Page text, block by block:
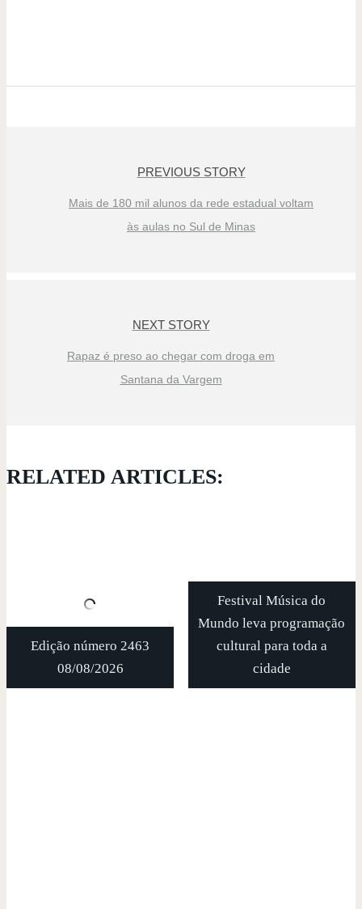
PREVIOUS STORY
Mais de 180 mil alunos da rede estadual voltam
às aulas no Sul de Minas
NEXT STORY
Rapaz é preso ao chegar com droga em
Santana da Vargem
RELATED ARTICLES:
Edição número 2463
08/08/2026
Festival Música do
Mundo leva programação
cultural para toda a
cidade